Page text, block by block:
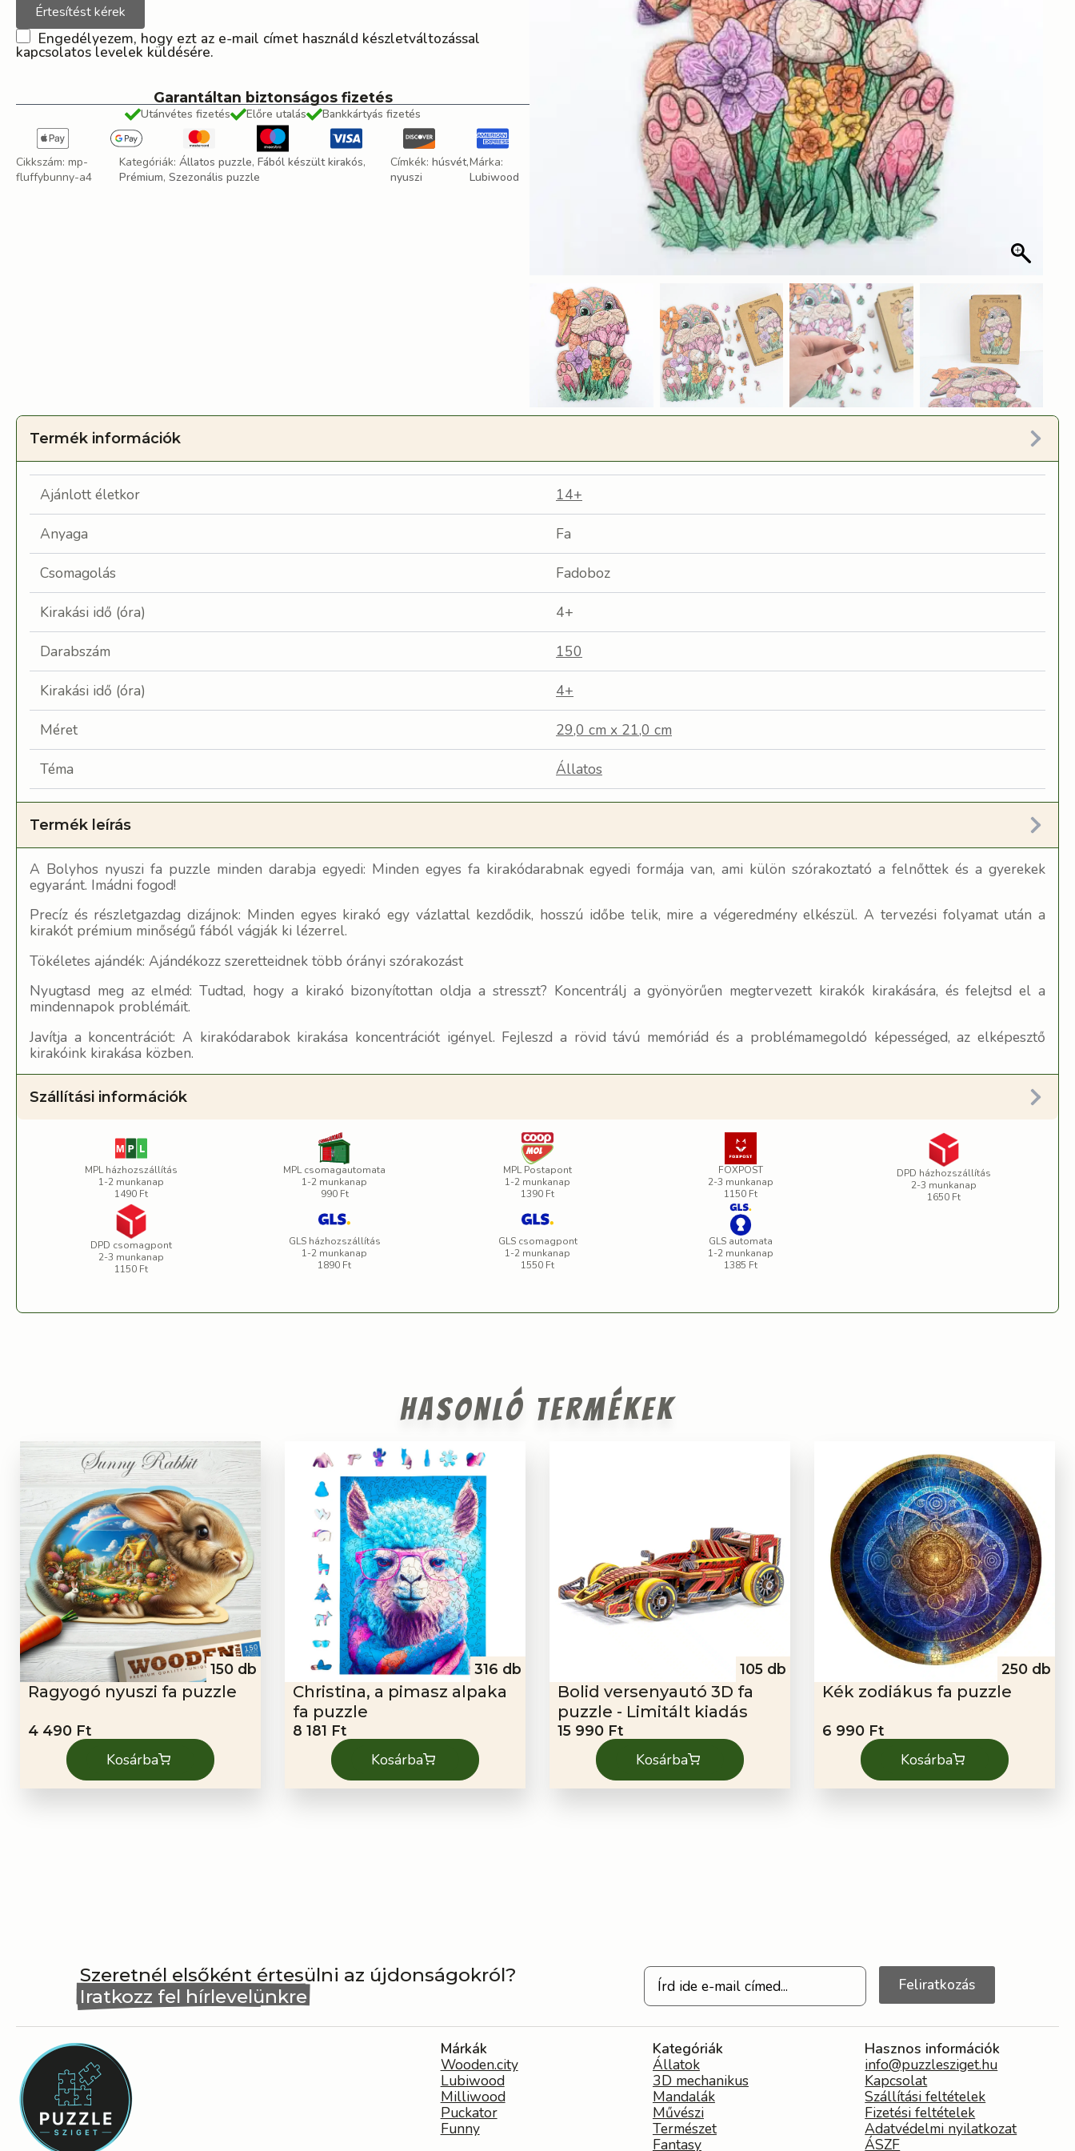
Értesítést kérek
Engedélyezem, hogy ezt az e-mail címet használd készletváltozással
kapcsolatos levelek küldésére.
Garantáltan biztonságos fizetés
Utánvétes fizetés Előre utalás Bankkártyás fizetés
Cikkszám: mp-
fluffybunny-a4
Kategóriák: Állatos puzzle, Fából készült kirakós,
Prémium, Szezonális puzzle
Címkék:húsvét,
nyuszi
Márka:
Lubiwood
Termék információk
Ajánlott életkor 14+
Anyaga Fa
Csomagolás Fadoboz
Kirakási idő (óra) 4+
Darabszám 150
Kirakási idő (óra) 4+
Méret 29,0 cm x 21,0 cm
Téma Állatos
Termék leírás
A Bolyhos nyuszi fa puzzle minden darabja egyedi: Minden egyes fa kirakódarabnak egyedi formája van, ami külön szórakoztató a felnőttek és a gyerekek
egyaránt. Imádni fogod!
Precíz és részletgazdag dizájnok: Minden egyes kirakó egy vázlattal kezdődik, hosszú időbe telik, mire a végeredmény elkészül. A tervezési folyamat után a
kirakót prémium minőségű fából vágják ki lézerrel.
Tökéletes ajándék: Ajándékozz szeretteidnek több órányi szórakozást
Nyugtasd meg az elméd: Tudtad, hogy a kirakó bizonyítottan oldja a stresszt? Koncentrálj a gyönyörűen megtervezett kirakók kirakására, és felejtsd el a
mindennapok problémáit.
Javítja a koncentrációt: A kirakódarabok kirakása koncentrációt igényel. Fejleszd a rövid távú memóriád és a problémamegoldó képességed, az elképesztő
kirakóink kirakása közben.
Szállítási információk
MPL házhozszállítás
1-2 munkanap
1490 Ft
MPL csomagautomata
1-2 munkanap
990 Ft
MPL Postapont
1-2 munkanap
1390 Ft
FOXPOST
2-3 munkanap
1150 Ft
DPD házhozszállítás
2-3 munkanap
1650 Ft
DPD csomagpont
2-3 munkanap
1150 Ft
GLS házhozszállítás
1-2 munkanap
1890 Ft
GLS csomagpont
1-2 munkanap
1550 Ft
GLS automata
1-2 munkanap
1385 Ft
Hasonló termékek
150 db
Ragyogó nyuszi fa puzzle
4 490 Ft
Kosárba
316 db
Christina, a pimasz alpaka
fa puzzle
8 181 Ft
Kosárba
105 db
Bolid versenyautó 3D fa
puzzle - Limitált kiadás
15 990 Ft
Kosárba
250 db
Kék zodiákus fa puzzle
6 990 Ft
Kosárba
Szeretnél elsőként értesülni az újdonságokról?
Iratkozz fel hírlevelünkre
Feliratkozás
Márkák
Wooden.city
Lubiwood
Milliwood
Puckator
Funny
Kategóriák
Állatok
3D mechanikus
Mandalák
Művészi
Természet
Fantasy
Hasznos információk
info@puzzlesziget.hu
Kapcsolat
Szállítási feltételek
Fizetési feltételek
Adatvédelmi nyilatkozat
ÁSZF